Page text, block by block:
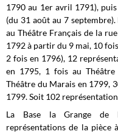
1790 au 1er avril 1791),
(du 31 août au 7
au Théâtre Français de la
1792 à partir du 9 mai, 10
2 fois en 1796), 12
en 1795, 1 fois au Théâtre
Théâtre du Marais en 1799,
1799. Soit 102
La Base la Grange de
représentations de la pièce